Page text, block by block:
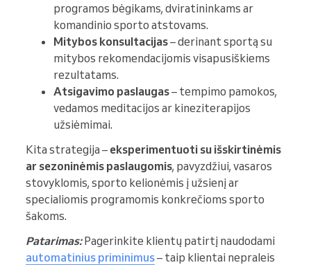
programos bėgikams, dviratininkams ar
komandinio sporto atstovams.
Mitybos konsultacijas– derinant sportą su
mitybos rekomendacijomis visapusiškiems
rezultatams.
Atsigavimo paslaugas– tempimo pamokos,
vedamos meditacijos ar kineziterapijos
užsiėmimai.
Kita strategija – eksperimentuoti su išskirtinėmis
ar sezoninėmis paslaugomis, pavyzdžiui, vasaros
stovyklomis, sporto kelionėmis į užsienį ar
specialiomis programomis konkrečioms sporto
šakoms.
Patarimas:Pagerinkite klientų patirtį naudodami
automatinius priminimus– taip klientai nepraleis